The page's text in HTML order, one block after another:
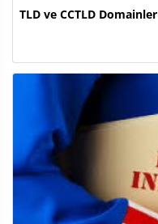
TLD ve CCTLD Domainler